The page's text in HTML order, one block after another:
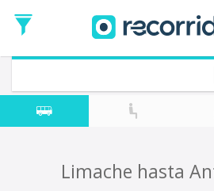
de
Ida
Vuelta (opcional)
Fecha
de
Limache hasta